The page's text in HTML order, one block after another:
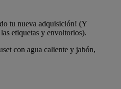
tu nueva adquisición! (Y
etiquetas y envoltorios).
con agua caliente y jabón,